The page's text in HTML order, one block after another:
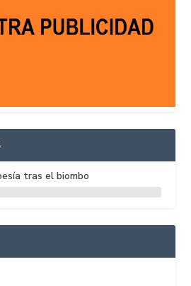
tras el biombo